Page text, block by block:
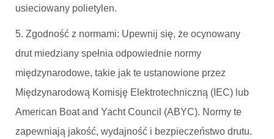
usieciowany polietylen.
5. Zgodność z normami: Upewnij się, że ocynowany
drut miedziany spełnia odpowiednie normy
międzynarodowe, takie jak te ustanowione przez
Międzynarodową Komisję Elektrotechniczną (IEC) lub
American Boat and Yacht Council (ABYC). Normy te
zapewniają jakość, wydajność i bezpieczeństwo drutu.